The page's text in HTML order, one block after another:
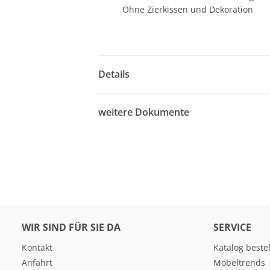
Ohne Zierkissen und Dekoration
Details
weitere Dokumente
WIR SIND FÜR SIE DA
Kontakt
Anfahrt
SERVICE
Katalog
Möbeltrends